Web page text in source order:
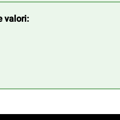
valori: